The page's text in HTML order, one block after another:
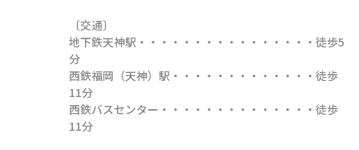
〔交通〕
地下鉄天神駅・・・・・・・・・・・・・・・・徒歩5
分
西鉄福岡（天神）駅・・・・・・・・・・・・・徒歩
11分
西鉄バスセンター・・・・・・・・・・・・・・徒歩
11分